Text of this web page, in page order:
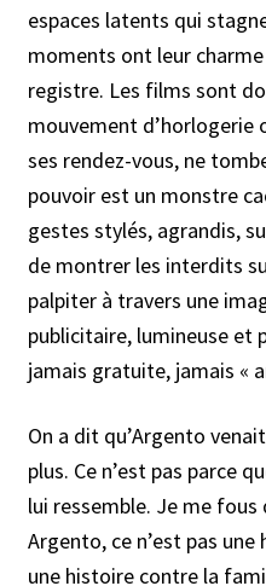
espaces latents qui
moments ont leur
registre. Les films sont
mouvement d’horlogerie
ses rendez-vous, ne
pouvoir est un monstre
gestes stylés, agrandis,
de montrer les interdits
palpiter à travers une
publicitaire, lumineuse et
jamais gratuite, jamais «
On a dit qu’Argento
plus. Ce n’est pas parce
lui ressemble. Je me
Argento, ce n’est pas
une histoire contre la